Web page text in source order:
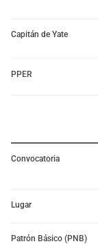
Capitán de Yate
PPER
Convocatoria
Lugar
Patrón Básico (PNB)